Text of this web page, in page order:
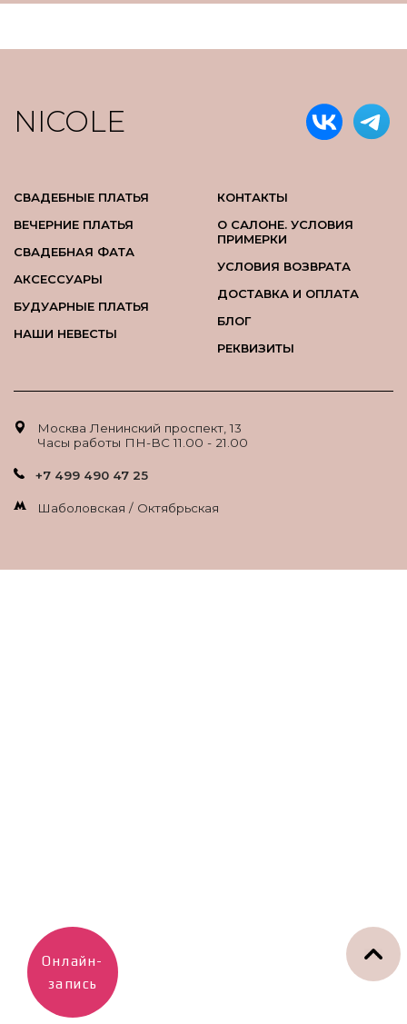
NICOLE
СВАДЕБНЫЕ ПЛАТЬЯ
ВЕЧЕРНИЕ ПЛАТЬЯ
СВАДЕБНАЯ ФАТА
АКСЕССУАРЫ
БУДУАРНЫЕ ПЛАТЬЯ
НАШИ НЕВЕСТЫ
КОНТАКТЫ
О САЛОНЕ. УСЛОВИЯ
ПРИМЕРКИ
УСЛОВИЯ ВОЗВРАТА
ДОСТАВКА И ОПЛАТА
БЛОГ
РЕКВИЗИТЫ
Москва Ленинский проспект, 13
Часы работы ПН-ВС 11.00 - 21.00
+7 499 490 47 25
Шаболовская / Октябрьская
Онлайн-
запись